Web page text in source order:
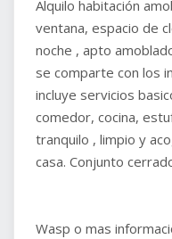
Alquilo habitación
ventana, espacio de
noche , apto
se comparte con los
incluye servicios
comedor, cocina,
tranquilo , limpio y
casa. Conjunto
Wasp o mas